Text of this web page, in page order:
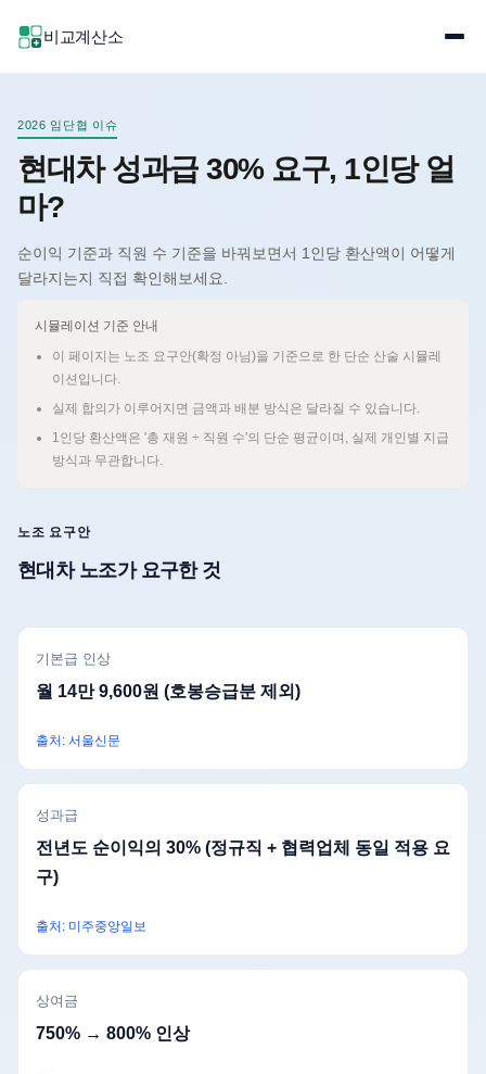
비교계산소
2026 임단협 이슈
현대차 성과급 30% 요구, 1인당 얼
마?
순이익 기준과 직원 수 기준을 바꿔보면서 1인당 환산액이 어떻게
달라지는지 직접 확인해보세요.
시뮬레이션 기준 안내
이 페이지는 노조 요구안(확정 아님)을 기준으로 한 단순 산술 시뮬레
이션입니다.
실제 합의가 이루어지면 금액과 배분 방식은 달라질 수 있습니다.
1인당 환산액은 '총 재원 ÷ 직원 수'의 단순 평균이며, 실제 개인별 지급
방식과 무관합니다.
노조 요구안
현대차 노조가 요구한 것
기본급 인상
월 14만 9,600원 (호봉승급분 제외)
출처: 서울신문
성과급
전년도 순이익의 30% (정규직 + 협력업체 동일 적용 요
구)
출처: 미주중앙일보
상여금
750% → 800% 인상